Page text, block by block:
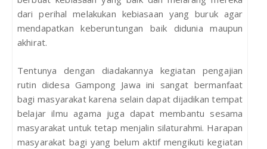
dari perihal melakukan kebiasaan yang buruk agar
mendapatkan keberuntungan baik didunia maupun
akhirat.
Tentunya dengan diadakannya kegiatan pengajian
rutin didesa Gampong Jawa ini sangat bermanfaat
bagi masyarakat karena selain dapat dijadikan tempat
belajar ilmu agama juga dapat membantu sesama
masyarakat untuk tetap menjalin silaturahmi. Harapan
masyarakat bagi yang belum aktif mengikuti kegiatan